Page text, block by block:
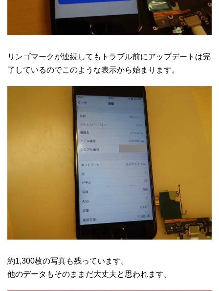
リンゴマークが連続してもトラブル前にアップデートは完
了しているのでこのような表示から始まります。
約1,300枚の写真も残っています。
他のデータもそのままだ大丈夫と思われます。